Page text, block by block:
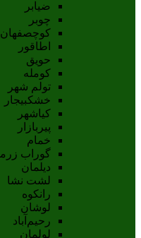
ضیابر
چوبر
کوچصفهان
اطاقور
حویق
کومله
تولم شهر
خشکبیجار
کیاشهر
پیربازار
خمام
گوراب زرمیخ
دیلمان
لشت نشا
رانکوه
لوشان
رحیم‌آباد
لولمان